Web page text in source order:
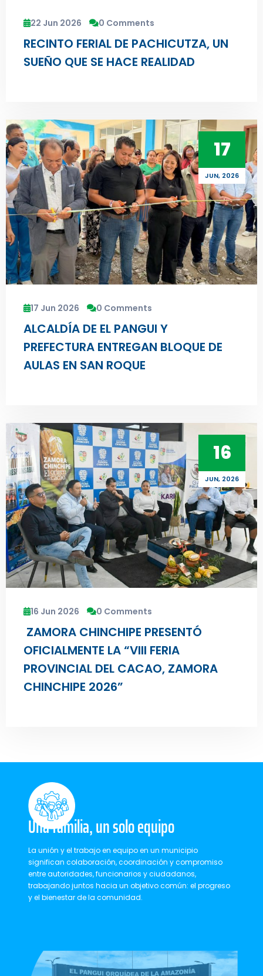
22 Jun 2026 0 Comments
RECINTO FERIAL DE PACHICUTZA, UN
SUEÑO QUE SE HACE REALIDAD
17
JUN, 2026
17 Jun 2026 0 Comments
ALCALDÍA DE EL PANGUI Y
PREFECTURA ENTREGAN BLOQUE DE
AULAS EN SAN ROQUE
16
JUN, 2026
16 Jun 2026 0 Comments
ZAMORA CHINCHIPE PRESENTÓ
OFICIALMENTE LA “VIII FERIA
PROVINCIAL DEL CACAO, ZAMORA
CHINCHIPE 2026”
Una familia, un solo equipo
La unión y el trabajo en equipo en un municipio
significan colaboración, coordinación y compromiso
entre autoridades, funcionarios y ciudadanos,
trabajando juntos hacia un objetivo común: el progreso
y el bienestar de la comunidad.